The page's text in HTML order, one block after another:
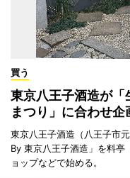
買う
東京八王子酒造が
まつり」に合わせ企
東京八王子酒造（八王子市
By 東京八王子酒造」を料亭
ョップなどで始める。